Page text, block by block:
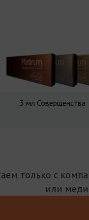
3 мл Совершенства
только с
или